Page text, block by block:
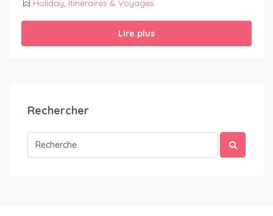
Holiday, Itinéraires & Voyages
Lire plus
Rechercher